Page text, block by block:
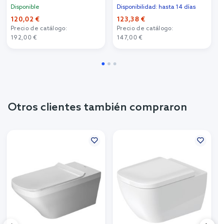
Disponible
120,02 €
Precio de catálogo:
192,00 €
Disponibilidad: hasta 14 días
123,38 €
Precio de catálogo:
147,00 €
Otros clientes también compraron